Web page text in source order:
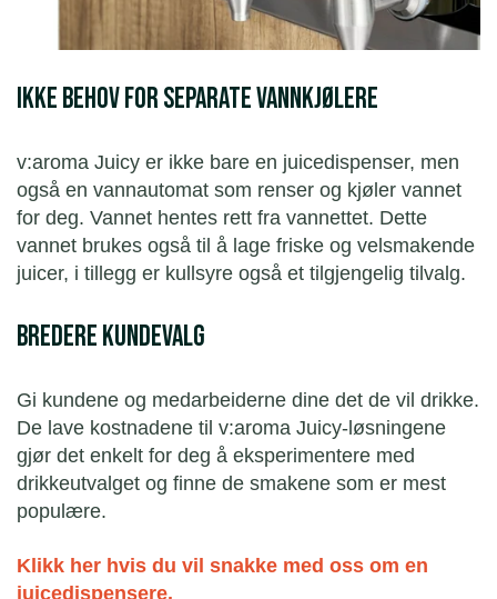
Ikke behov for separate vannkjølere
v:aroma Juicy er ikke bare en juicedispenser, men
også en vannautomat som renser og kjøler vannet
for deg. Vannet hentes rett fra vannettet. Dette
vannet brukes også til å lage friske og velsmakende
juicer, i tillegg er kullsyre også et tilgjengelig tilvalg.
Bredere kundevalg
Gi kundene og medarbeiderne dine det de vil drikke.
De lave kostnadene til v:aroma Juicy-løsningene
gjør det enkelt for deg å eksperimentere med
drikkeutvalget og finne de smakene som er mest
populære.
Klikk her hvis du vil snakke med oss om en
juicedispensere.